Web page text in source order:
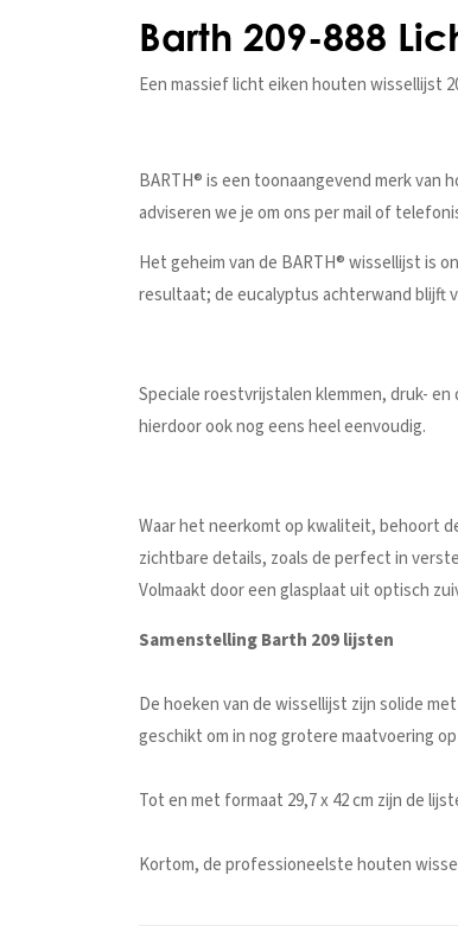
Barth 209-888
Een massief licht eiken houten wissellijst
BARTH® is een toonaangevend merk van
adviseren we je om ons per mail of
Het geheim van de BARTH® wissellijst is
resultaat; de eucalyptus achterwand blijft
Speciale roestvrijstalen klemmen, druk-
hierdoor ook nog eens heel eenvoudig.
Waar het neerkomt op kwaliteit, behoort
zichtbare details, zoals de perfect in
Volmaakt door een glasplaat uit optisch
Samenstelling Barth 209 lijsten
De hoeken van de wissellijst zijn solide
geschikt om in nog grotere maatvoering
Tot en met formaat 29,7 x 42 cm zijn de
Kortom, de professioneelste houten